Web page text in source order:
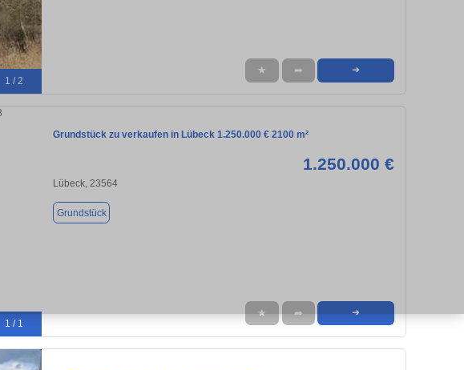
1 / 2
★ ➦ ➜
1 / 1
Grundstück zu verkaufen in Lübeck 1.250.000 € 2100 m²
1.250.000 €
Lübeck, 23564
Grundstück
★ ➦ ➜